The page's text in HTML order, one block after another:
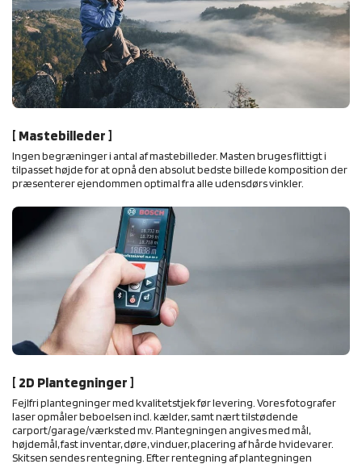
[ Mastebilleder ]
Ingen begræninger i antal af mastebilleder. Masten bruges flittigt i
tilpasset højde for at opnå den absolut bedste billede komposition der
præsenterer ejendommen optimal fra alle udensdørs vinkler.
[ 2D Plantegninger ]
Fejlfri plantegninger med kvalitetstjek før levering. Vores fotografer
laser opmåler beboelsen incl. kælder, samt nært tilstødende
carport/garage/værksted mv. Plantegningen angives med mål,
højdemål, fast inventar, døre, vinduer, placering af hårde hvidevarer.
Skitsen sendes rentegning. Efter rentegning af plantegningen